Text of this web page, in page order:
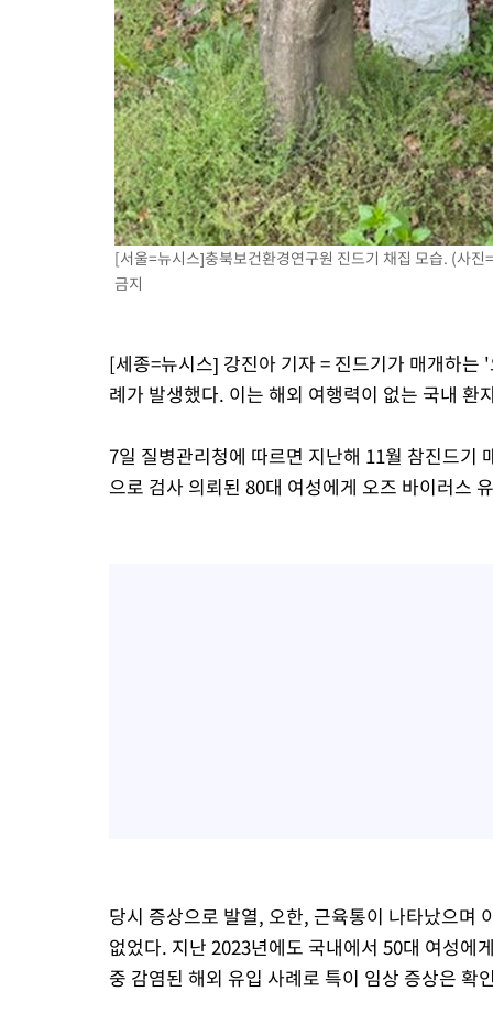
[서울=뉴시스]충북보건환경연구원 진드기 채집 모습. (사
금지
[세종=뉴시스] 강진아 기자 = 진드기가 매개하
례가 발생했다. 이는 해외 여행력이 없는 국내
7일 질병관리청에 따르면 지난해 11월 참진드기
으로 검사 의뢰된 80대 여성에게 오즈 바이러스
당시 증상으로 발열, 오한, 근육통이 나타났으며
없었다. 지난 2023년에도 국내에서 50대 여성에
중 감염된 해외 유입 사례로 특이 임상 증상은 확